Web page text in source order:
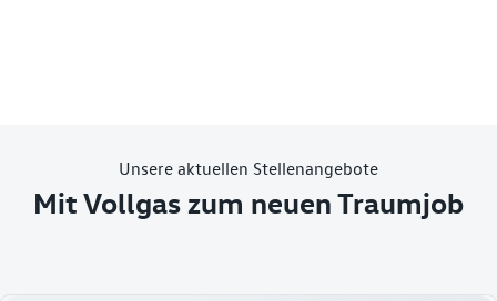
Unsere aktuellen Stellenangebote
Mit Vollgas zum neuen Traumjob